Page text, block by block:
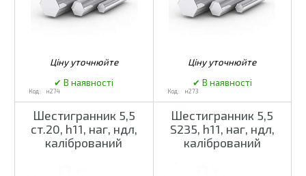
н274 н273
Шестигранник 5,5
ст.20, h11, наг, ндл,
калібрований
Шестигранник 5,5
S235, h11, наг, ндл,
калібрований